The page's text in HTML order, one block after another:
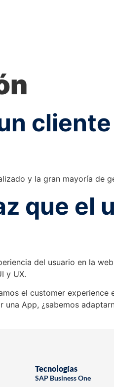
y la gran mayoría de
que el
del usuario en la
y UX.
el customer
App, ¿sabemos
Tecnologías
SAP Business One